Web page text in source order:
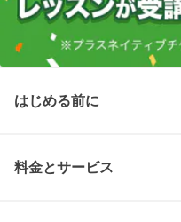
はじめる前に
料金とサービス